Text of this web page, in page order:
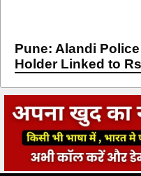
Pune: Alandi
Holder Linked to